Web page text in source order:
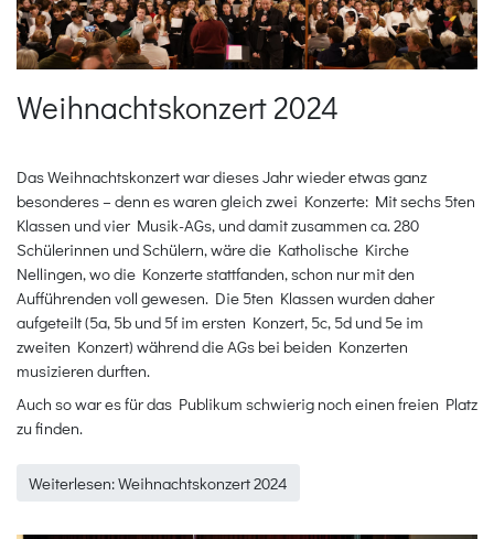
Weihnachtskonzert 2024
Das Weihnachtskonzert war dieses Jahr wieder etwas ganz
besonderes – denn es waren gleich zwei Konzerte: Mit sechs 5ten
Klassen und vier Musik-AGs, und damit zusammen ca. 280
Schülerinnen und Schülern, wäre die Katholische Kirche
Nellingen, wo die Konzerte stattfanden, schon nur mit den
Aufführenden voll gewesen. Die 5ten Klassen wurden daher
aufgeteilt (5a, 5b und 5f im ersten Konzert, 5c, 5d und 5e im
zweiten Konzert) während die AGs bei beiden Konzerten
musizieren durften.
Auch so war es für das Publikum schwierig noch einen freien Platz
zu finden.
Weiterlesen: Weihnachtskonzert 2024